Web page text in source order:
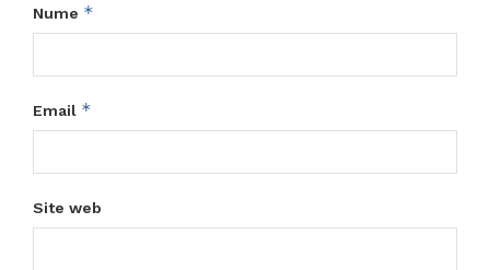
Nume *
Email *
Site web